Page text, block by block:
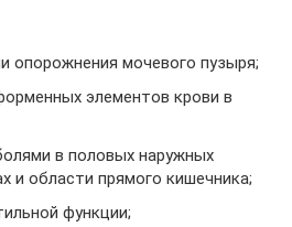
опорожнения мочевого пузыря;
элементов крови в
в половых наружных
и области прямого кишечника;
функции;